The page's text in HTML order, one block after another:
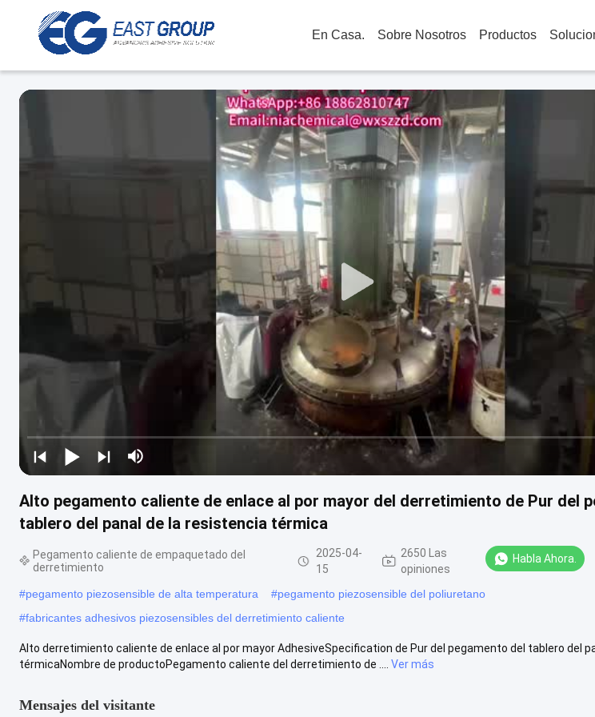
En Casa. Sobre Nosotros Productos
Alto pegamento caliente de enlace al por mayor del derretimiento de Pur del
tablero del panal de la resistencia térmica
Pegamento caliente de empaquetado del
derretimiento
2025-04-
15
2650 Las
opiniones
Habla Ahora.
#pegamento piezosensible de alta temperatura #pegamento piezosensible del poliuretano
#fabricantes adhesivos piezosensibles del derretimiento caliente
Alto derretimiento caliente de enlace al por mayor AdhesiveSpecification de Pur del pegamento del tablero del
térmicaNombre de productoPegamento caliente del derretimiento de ....
Ver más
Mensajes del visitante